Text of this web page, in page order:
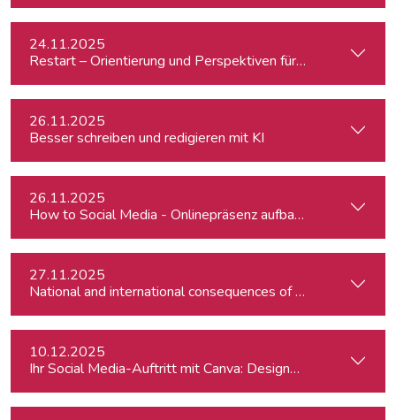
24.11.2025
Restart – Orientierung und Perspektiven für Medienprofis
26.11.2025
Besser schreiben und redigieren mit KI
26.11.2025
How to Social Media - Onlinepräsenz aufbauen & Beiträge
27.11.2025
10.12.2025
Ihr Social Media-Auftritt mit Canva: Designs, die begeistern